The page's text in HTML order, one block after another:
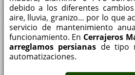
debido a los diferentes
aire, lluvia, granizo… por lo que
servicio de mantenimiento
funcionamiento. En Cerrajeros
arreglamos persianas de tipo
automatizaciones.